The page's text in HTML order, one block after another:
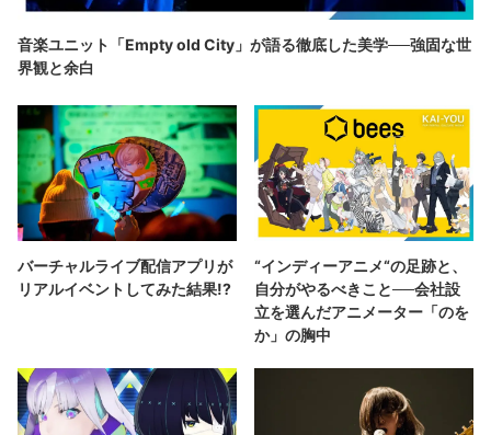
音楽ユニット「Empty old City」が語る徹底した美学──強固な世
界観と余白
バーチャルライブ配信アプリが
リアルイベントしてみた結果!?
“インディーアニメ“の足跡と、
自分がやるべきこと──会社設
立を選んだアニメーター「のを
か」の胸中